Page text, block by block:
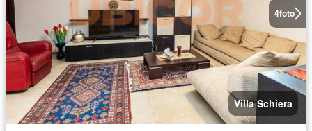
4foto
Villa Schiera